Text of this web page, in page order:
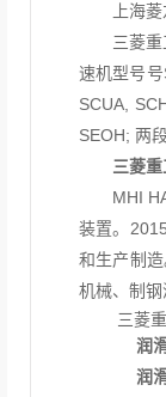
上海
三菱
速机型号
SCUA,
SEOH; 两
三菱
MHI
装置。
和生产制
机械、制
三菱
润
润